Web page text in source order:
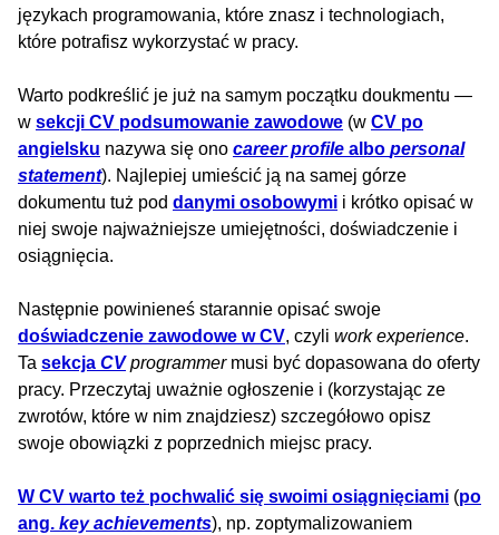
językach programowania, które znasz i technologiach,
które potrafisz wykorzystać w pracy.
Warto podkreślić je już na samym początku doukmentu —
w sekcji CV podsumowanie zawodowe (w CV po
angielsku nazywa się ono career profile albo personal
statement). Najlepiej umieścić ją na samej górze
dokumentu tuż pod danymi osobowymi i krótko opisać w
niej swoje najważniejsze umiejętności, doświadczenie i
osiągnięcia.
Następnie powinieneś starannie opisać swoje
doświadczenie zawodowe w CV, czyli work experience.
Ta sekcja CV programmermusi być dopasowana do oferty
pracy. Przeczytaj uważnie ogłoszenie i (korzystając ze
zwrotów, które w nim znajdziesz) szczegółowo opisz
swoje obowiązki z poprzednich miejsc pracy.
W CV warto też pochwalić się swoimi osiągnięciami (po
ang. key achievements), np. zoptymalizowaniem